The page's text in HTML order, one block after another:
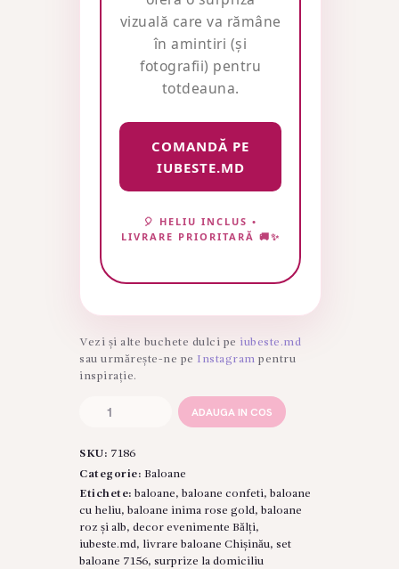
vizuală care va rămâne
în amintiri (și
fotografii) pentru
totdeauna.
COMANDĂ PE
IUBESTE.MD
🎈 HELIU INCLUS •
LIVRARE PRIORITARĂ 🚚✨
Vezi și alte buchete dulci pe iubeste.md
sau urmărește-ne pe Instagram pentru
inspirație.
Baloane
"Rose
Gold
Dream"
–
Articol:
7156
ADAUGA IN COS
SKU: 7186
Categorie: Baloane
Etichete: baloane, baloane confeti, baloane
cu heliu, baloane inima rose gold, baloane
roz și alb, decor evenimente Bălți,
iubeste.md, livrare baloane Chișinău, set
baloane 7156, surprize la domiciliu